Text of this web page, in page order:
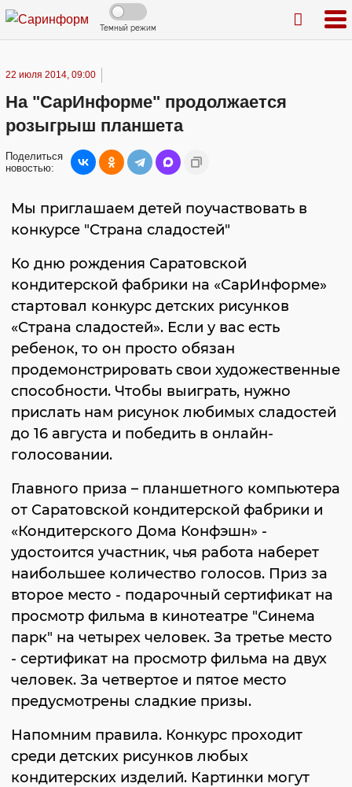
Темный режим
22 июля 2014, 09:00
На "СарИнформе" продолжается
розыгрыш планшета
Поделиться
новостью:
Мы приглашаем детей поучаствовать в
конкурсе "Страна сладостей"
Ко дню рождения Саратовской
кондитерской фабрики на «СарИнформе»
стартовал конкурс детских рисунков
«Страна сладостей». Если у вас есть
ребенок, то он просто обязан
продемонстрировать свои художественные
способности. Чтобы выиграть, нужно
прислать нам рисунок любимых сладостей
до 16 августа и победить в онлайн-
голосовании.
Главного приза – планшетного компьютера
от Саратовской кондитерской фабрики и
«Кондитерского Дома Конфэшн» -
удостоится участник, чья работа наберет
наибольшее количество голосов. Приз за
второе место - подарочный сертификат на
просмотр фильма в кинотеатре "Синема
парк" на четырех человек. За третье место
- сертификат на просмотр фильма на двух
человек. За четвертое и пятое место
предусмотрены сладкие призы.
Напомним правила. Конкурс проходит
среди детских рисунков любых
кондитерских изделий. Картинки могут